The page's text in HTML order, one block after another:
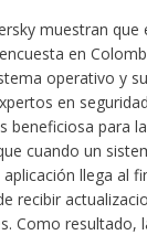
muestran que
en
operativo y
en
beneficiosa para
cuando un
llega al
recibir
Como resultado,